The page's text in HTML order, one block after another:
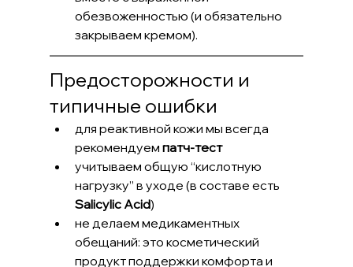
обезвоженностью (и обязательно
закрываем кремом).
Предосторожности и
типичные ошибки
для реактивной кожи мы всегда
рекомендуем патч-тест
учитываем общую “кислотную
нагрузку” в уходе (в составе есть
Salicylic Acid)
не делаем медикаментных
обещаний: это косметический
продукт поддержки комфорта и